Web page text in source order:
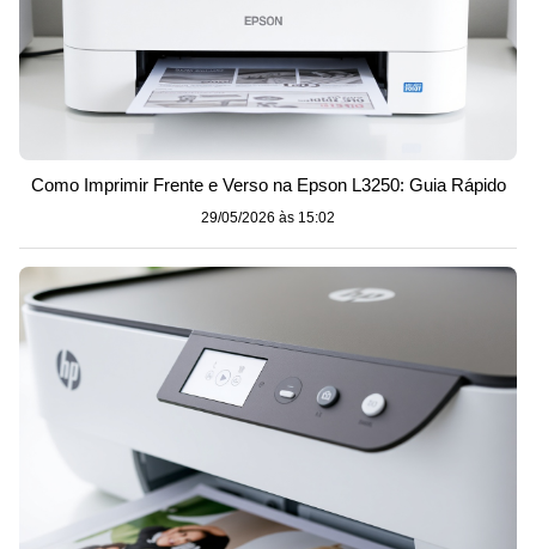
Como Imprimir Frente e Verso na Epson L3250: Guia Rápido
29/05/2026 às 15:02